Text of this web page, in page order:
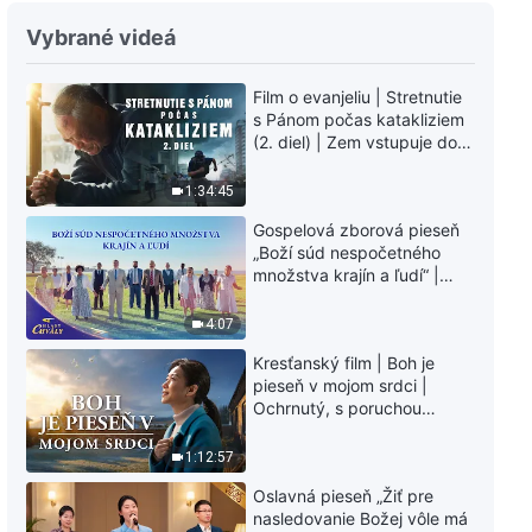
4:05
Upútavka k filmu o evanjeliu |
Úvahy o spáse
2:36
Upútavka k filmu o evanjeliu |
Cesta do nebeského kráľovstva
je plná nástrah
1:48
Upútavka k filmu o evanjeliu |
Stretnutie s Pánom počas
katakliziem (2. diel)
Upútavka k filmu o evanjeliu |
Vybrané videá
1:34:45
Film o evanjeliu | Stretnutie
s Pánom počas katakliziem
(2. diel) | Zem vstupuje do
odpočítavať čas. Našli ste
spôsob, ako prežiť?
4:07
Gospelová zborová pieseň
„Boží súd nespočetného
množstva krajín a ľudí“ |
1:12:57
Kresťanský film | Boh je
pieseň v mojom srdci |
Ochrnutý, s poruchou
Oslavná pieseň „Žiť pre
nasledovanie Božej vôle má